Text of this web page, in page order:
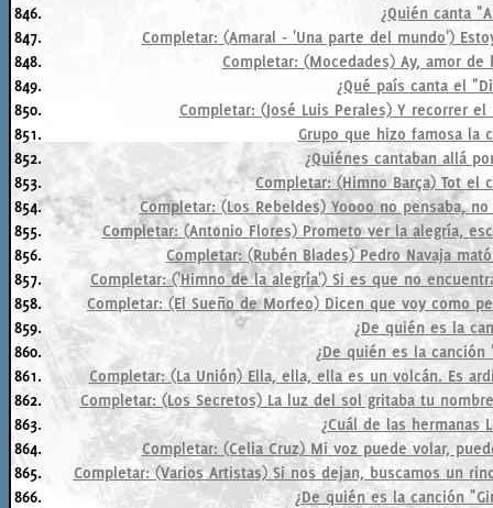
846.
¿Quién canta
847.
Completar: (Amaral - 'Una parte del mundo')
848.
Completar: (Mocedades) Ay, amor
849.
¿Qué país canta el
850.
Completar: (José Luis Perales) Y recorrer
851.
Grupo que hizo famosa la
852.
¿Quiénes cantaban allá
853.
Completar: (Himno Barça) Tot el
854.
Completar: (Los Rebeldes) Yoooo no pensaba,
855.
Completar: (Antonio Flores) Prometo ver la alegría,
856.
Completar: (Rubén Blades) Pedro Navaja
857.
Completar: ('Himno de la alegría') Si es que no
858.
Completar: (El Sueño de Morfeo) Dicen que voy como
859.
¿De quién es la
860.
¿De quién es la canción
861.
Completar: (La Unión) Ella, ella, ella es un volcán. Es
862.
Completar: (Los Secretos) La luz del sol gritaba tu
863.
¿Cuál de las hermanas
864.
Completar: (Celia Cruz) Mi voz puede volar,
865.
Completar: (Varios Artistas) Si nos dejan, buscamos un
866.
¿De quién es la canción